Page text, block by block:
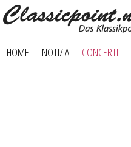
HOME NOTIZIA CONCERTI